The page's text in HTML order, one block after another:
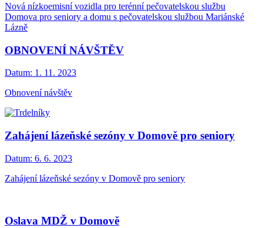
Nová nízkoemisní vozidla pro terénní pečovatelskou službu
Domova pro seniory a domu s pečovatelskou službou Mariánské
Lázně
OBNOVENÍ NÁVŠTĚV
Datum: 1. 11. 2023
Obnovení návštěv
Zahájení lázeňské sezóny v Domově pro seniory
Datum: 6. 6. 2023
Zahájení lázeňské sezóny v Domově pro seniory
Oslava MDŽ v Domově